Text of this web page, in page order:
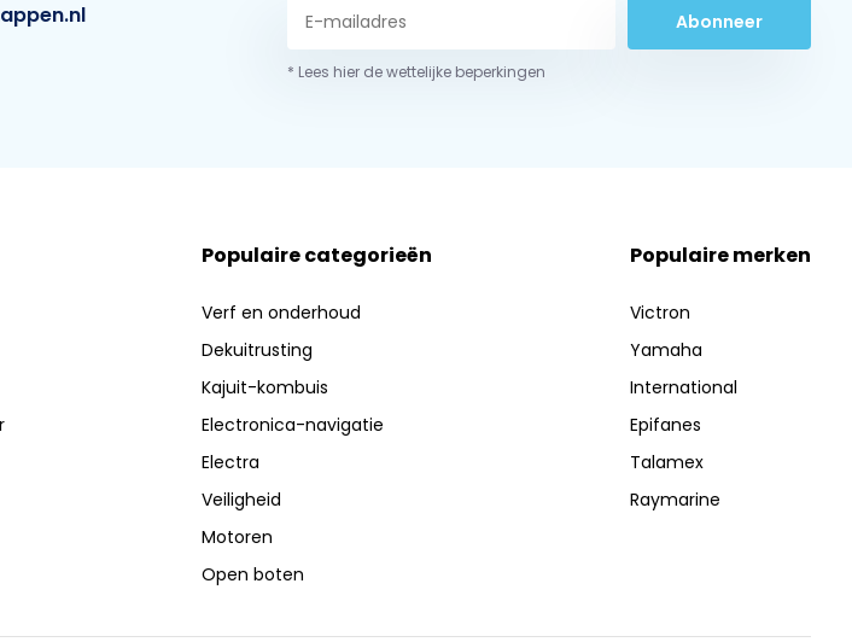
Abonneer
* Lees hier de wettelijke beperkingen
Populaire categorieën
Verf en onderhoud
Dekuitrusting
Kajuit-kombuis
Electronica-navigatie
Electra
Veiligheid
Motoren
Open boten
Populaire merken
Victron
Yamaha
International
Epifanes
Talamex
Raymarine